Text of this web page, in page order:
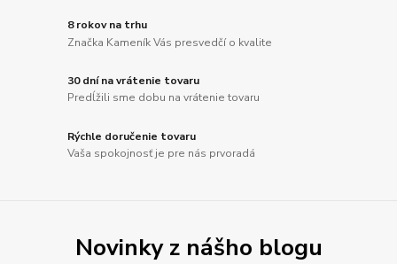
8 rokov na trhu
Značka Kameník Vás presvedčí o kvalite
30 dní na vrátenie tovaru
Predĺžili sme dobu na vrátenie tovaru
Rýchle doručenie tovaru
Vaša spokojnosť je pre nás prvoradá
Novinky z nášho blogu